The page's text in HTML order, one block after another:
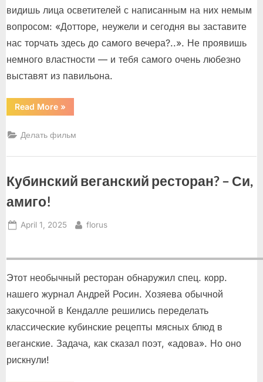
видишь лица осветителей с написанным на них немым
вопросом: «Дотторе, неужели и сегодня вы заставите
нас торчать здесь до самого вечера?..». Не проявишь
немного властности — и тебя самого очень любезно
выставят из павильона.
Read More“Федерико
Феллини
»
Делать фильм
Кубинский веганский ресторан? – Си,
амиго!
Posted
April 1, 2025 By
florus
Этот необычный ресторан обнаружил спец. корр.
нашего журнал Андрей Росин. Хозяева обычной
закусочной в Кендалле решились переделать
классические кубинские рецепты мясных блюд в
веганские. Задача, как сказал поэт, «адова». Но оно
рискнули!